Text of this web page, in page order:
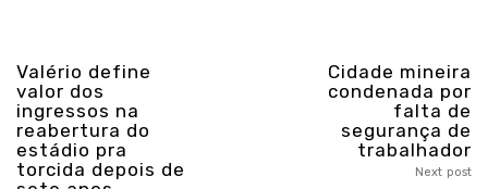
Valério define
valor dos
ingressos na
reabertura do
estádio pra
torcida depois de
Cidade mineira
condenada por
falta de
segurança de
trabalhador
Next post